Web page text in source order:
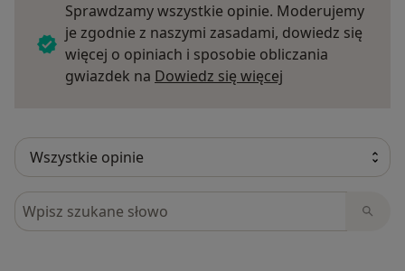
Sprawdzamy wszystkie opinie. Moderujemy
je zgodnie z naszymi zasadami, dowiedz się
więcej o opiniach i sposobie obliczania
gwiazdek na Dowiedz się więcej
Szukaj w opiniach